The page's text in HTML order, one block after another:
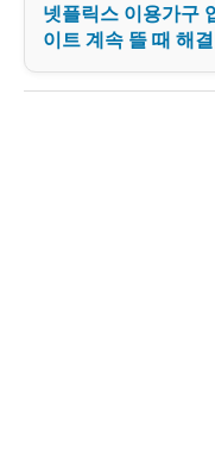
넷플릭스 이용가구
이트 계속 뜰 때 해결